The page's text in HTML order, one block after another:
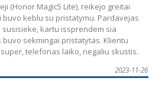
(Honor Magic5 Lite), reikejo greitai
buvo keblu su pristatymu. Pardavejas
kartu issprendem sia
sekmingai pristatytas. Klientu
telefonas laiko, negaliu skustis.
2023-11-26